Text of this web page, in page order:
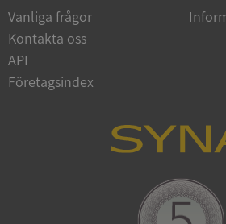
Vanliga frågor
Kontakta oss
API
Företagsindex
ASP.NET_SessionId